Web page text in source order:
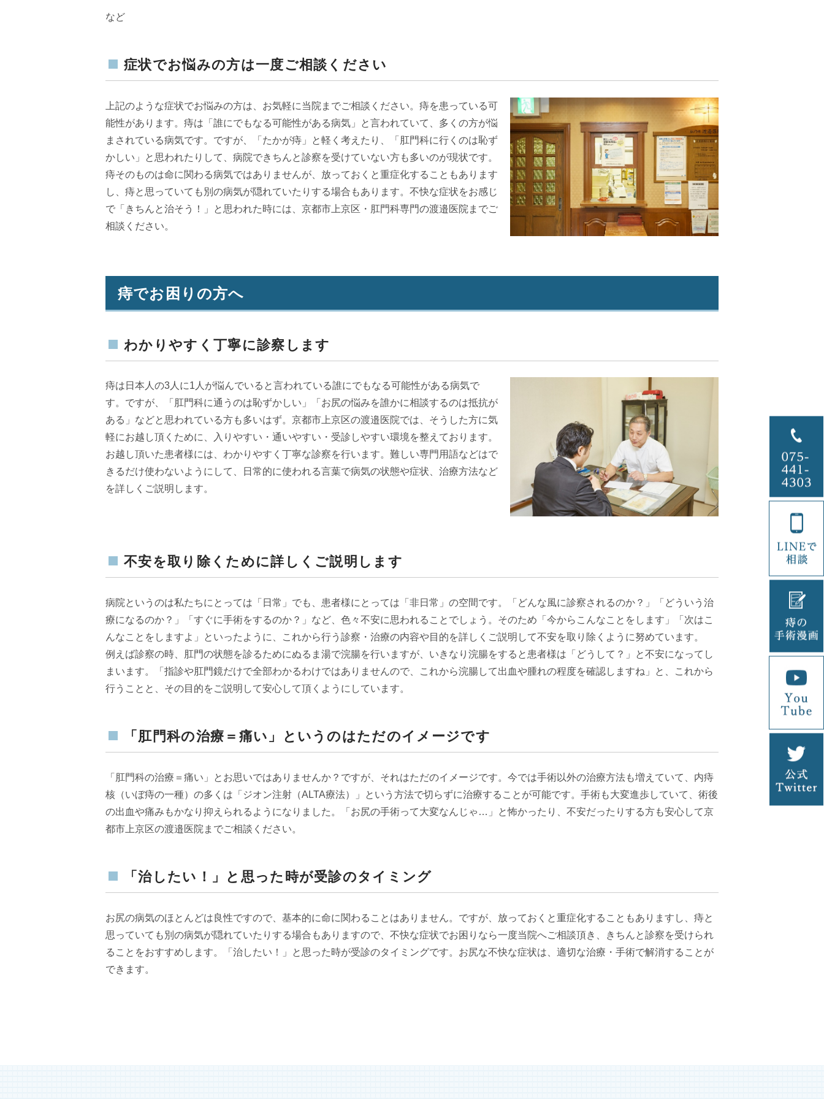
など
症状でお悩みの方は一度ご相談ください
上記のような症状でお悩みの方は、お気軽に当院までご相談ください。痔を患っている可
能性があります。痔は「誰にでもなる可能性がある病気」と言われていて、多くの方が悩
まされている病気です。ですが、「たかが痔」と軽く考えたり、「肛門科に行くのは恥ず
かしい」と思われたりして、病院できちんと診察を受けていない方も多いのが現状です。
痔そのものは命に関わる病気ではありませんが、放っておくと重症化することもあります
し、痔と思っていても別の病気が隠れていたりする場合もあります。不快な症状をお感じ
で「きちんと治そう！」と思われた時には、京都市上京区・肛門科専門の渡邉医院までご
相談ください。
痔でお困りの方へ
わかりやすく丁寧に診察します
痔は日本人の3人に1人が悩んでいると言われている誰にでもなる可能性がある病気で
す。ですが、「肛門科に通うのは恥ずかしい」「お尻の悩みを誰かに相談するのは抵抗が
ある」などと思われている方も多いはず。京都市上京区の渡邉医院では、そうした方に気
軽にお越し頂くために、入りやすい・通いやすい・受診しやすい環境を整えております。
お越し頂いた患者様には、わかりやすく丁寧な診察を行います。難しい専門用語などはで
きるだけ使わないようにして、日常的に使われる言葉で病気の状態や症状、治療方法など
を詳しくご説明します。
不安を取り除くために詳しくご説明します
病院というのは私たちにとっては「日常」でも、患者様にとっては「非日常」の空間です。「どんな風に診察されるのか？」「どういう治
療になるのか？」「すぐに手術をするのか？」など、色々不安に思われることでしょう。そのため「今からこんなことをします」「次はこ
んなことをしますよ」といったように、これから行う診察・治療の内容や目的を詳しくご説明して不安を取り除くように努めています。
例えば診察の時、肛門の状態を診るためにぬるま湯で浣腸を行いますが、いきなり浣腸をすると患者様は「どうして？」と不安になってし
まいます。「指診や肛門鏡だけで全部わかるわけではありませんので、これから浣腸して出血や腫れの程度を確認しますね」と、これから
行うことと、その目的をご説明して安心して頂くようにしています。
「肛門科の治療＝痛い」というのはただのイメージです
「肛門科の治療＝痛い」とお思いではありませんか？ですが、それはただのイメージです。今では手術以外の治療方法も増えていて、内痔
核（いぼ痔の一種）の多くは「ジオン注射（ALTA療法）」という方法で切らずに治療することが可能です。手術も大変進歩していて、術後
の出血や痛みもかなり抑えられるようになりました。「お尻の手術って大変なんじゃ…」と怖かったり、不安だったりする方も安心して京
都市上京区の渡邉医院までご相談ください。
「治したい！」と思った時が受診のタイミング
お尻の病気のほとんどは良性ですので、基本的に命に関わることはありません。ですが、放っておくと重症化することもありますし、痔と
思っていても別の病気が隠れていたりする場合もありますので、不快な症状でお困りなら一度当院へご相談頂き、きちんと診察を受けられ
ることをおすすめします。「治したい！」と思った時が受診のタイミングです。お尻な不快な症状は、適切な治療・手術で解消することが
できます。